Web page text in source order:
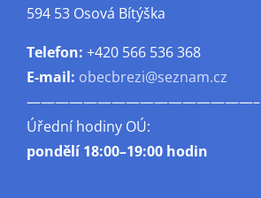
594 53 Osová Bítýška
Telefon: +420 566 536 368
E-mail: obecbrezi@seznam.cz
————————————————–
Úřední hodiny OÚ:
pondělí18:00–19:00 hodin